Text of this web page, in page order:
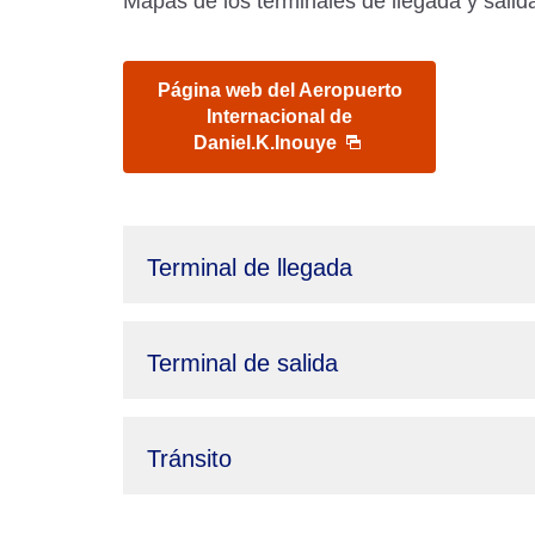
Página web del Aeropuerto
Internacional de
Daniel.K.Inouye
Terminal de llegada
Terminal de salida
Tránsito